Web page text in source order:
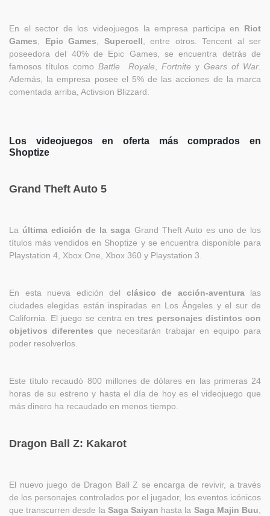
En el sector de los videojuegos la empresa participa en Riot
Games
Epic Games Supercell , entre otros. Tencent al ser
poseedora del 40% de Epic Games, se encuentra detrás de
famosos títulos como Battle Royale Fortnite y Gears of War
Además, la empresa posee el 5% de las acciones de la marca
comentada arriba, Activsion Blizzard.
Los videojuegos en oferta más comprados en
Shoptize
Grand Theft Auto 5
La última edición de la saga Grand Theft Auto es uno de los
títulos más vendidos en Shoptize y se encuentra disponible para
Playstation 4, Xbox One, Xbox 360 y Playstation 3.
En esta nueva edición del clásico de acción-aventuralas
ciudades elegidas están inspiradas en Los Ángeles y el sur de
California. El juego se centra entres personajes distintos con
objetivos diferentes que necesitarán trabajar en equipo para
poder resolverlos.
Este título recaudó 800 millones de dólares en las primeras 24
horas de su estreno y hasta el día de hoy es el videojuego que
más dinero ha recaudado en menos tiempo.
Dragon Ball Z: Kakarot
El nuevo juego de Dragon Ball Z se encarga de revivir, a través
de los personajes controlados por el jugador, los eventos icónicos
que transcurren desde la Saga Saiyan hasta la Saga Majin Buu